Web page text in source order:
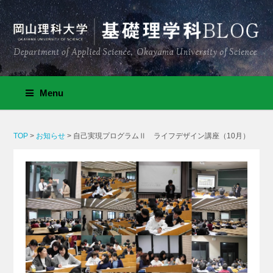
Menu
TOP > お知らせ > 自己実現プログラムⅡ ライフデザイン講座（10月）